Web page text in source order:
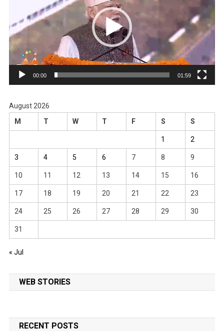
00:00 01:59
August 2026
M
T W T F S S
1 2
3 4 5 6 7 8 9
10 11 12 13 14 15 16
17 18 19 20 21 22 23
24 25 26 27 28 29 30
31
« Jul
WEB STORIES
RECENT POSTS